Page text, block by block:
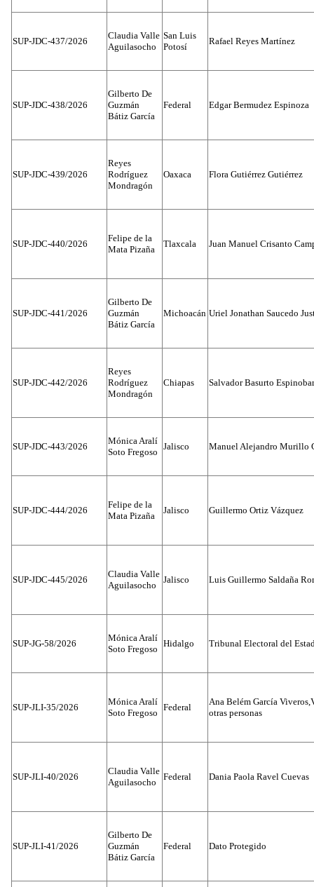
SUP-JDC-437/2026
Claudia Valle
Aguilasocho
San Luis
Potosí
Rafael Reyes Martínez
SUP-JDC-438/2026
Gilberto De
Guzmán
Bátiz García
Federal Edgar Bermudez Espinoza
SUP-JDC-439/2026
Reyes
Rodríguez
Mondragón
Oaxaca Flora Gutiérrez Gutiérrez
SUP-JDC-440/2026
Felipe de la
Mata Pizaña
Tlaxcala Juan Manuel Crisanto
SUP-JDC-441/2026
Gilberto De
Guzmán
Bátiz García
Michoacán Uriel Jonathan Saucedo
SUP-JDC-442/2026
Reyes
Rodríguez
Mondragón
Chiapas Salvador Basurto
SUP-JDC-443/2026
Mónica Aralí
Soto Fregoso
Jalisco Manuel Alejandro Murillo
SUP-JDC-444/2026
Felipe de la
Mata Pizaña
Jalisco Guillermo Ortiz Vázquez
SUP-JDC-445/2026
Claudia Valle
Aguilasocho
Jalisco Luis Guillermo Saldaña
SUP-JG-58/2026
Mónica Aralí
Soto Fregoso
Hidalgo Tribunal Electoral del
SUP-JLI-35/2026
Mónica Aralí
Soto Fregoso
Federal
Ana Belém García
otras personas
SUP-JLI-40/2026
Claudia Valle
Aguilasocho
Federal Dania Paola Ravel Cuevas
SUP-JLI-41/2026
Gilberto De
Guzmán
Bátiz García
Federal Dato Protegido